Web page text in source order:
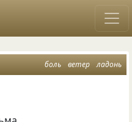
боль ветер ладонь